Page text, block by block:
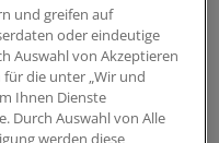
der Lebensweg
jemanden, der
hingehen können."
kriegen Sie
und greifen auf
oder eindeutige
Auswahl von Akzeptieren
die unter „Wir und
Ihnen Dienste
Durch Auswahl von Alle